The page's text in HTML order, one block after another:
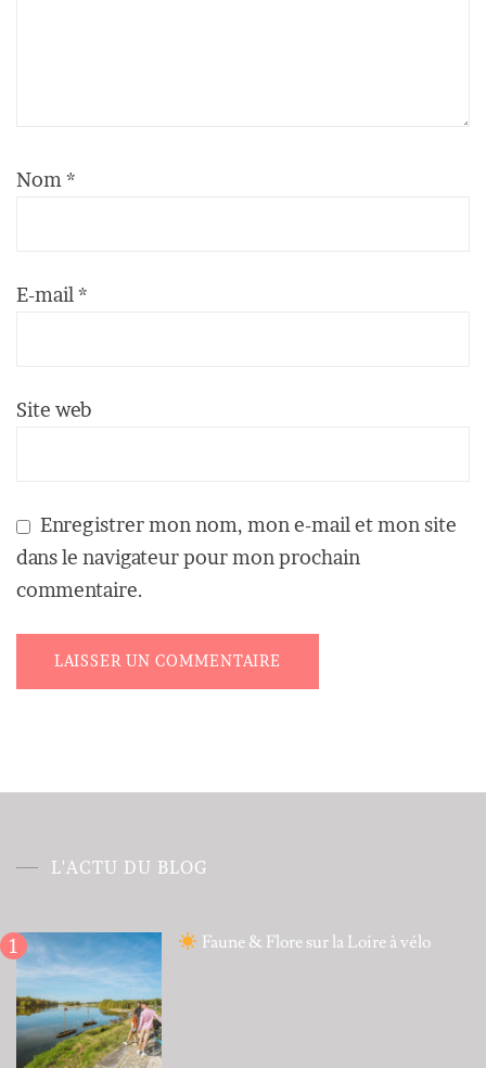
Nom *
E-mail *
Site web
Enregistrer mon nom, mon e-mail et mon site
dans le navigateur pour mon prochain
commentaire.
L'ACTU DU BLOG
Faune & Flore sur la Loire à vélo